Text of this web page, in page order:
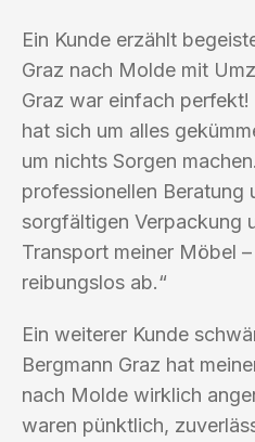
Ein Kunde erzählt
Graz nach Molde mit
Graz war einfach
hat sich um alles
um nichts Sorgen
professionellen Beratung
sorgfältigen Verpackung
Transport meiner Möbel
reibungslos ab.“
Ein weiterer Kunde
Bergmann Graz hat
nach Molde wirklich
waren pünktlich,